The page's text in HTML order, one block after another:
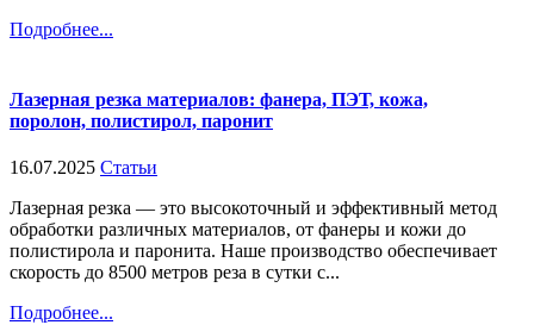
Подробнее...
Лазерная резка материалов: фанера, ПЭТ, кожа,
поролон, полистирол, паронит
16.07.2025 Статьи
Лазерная резка — это высокоточный и эффективный метод
обработки различных материалов, от фанеры и кожи до
полистирола и паронита. Наше производство обеспечивает
скорость до 8500 метров реза в сутки с...
Подробнее...